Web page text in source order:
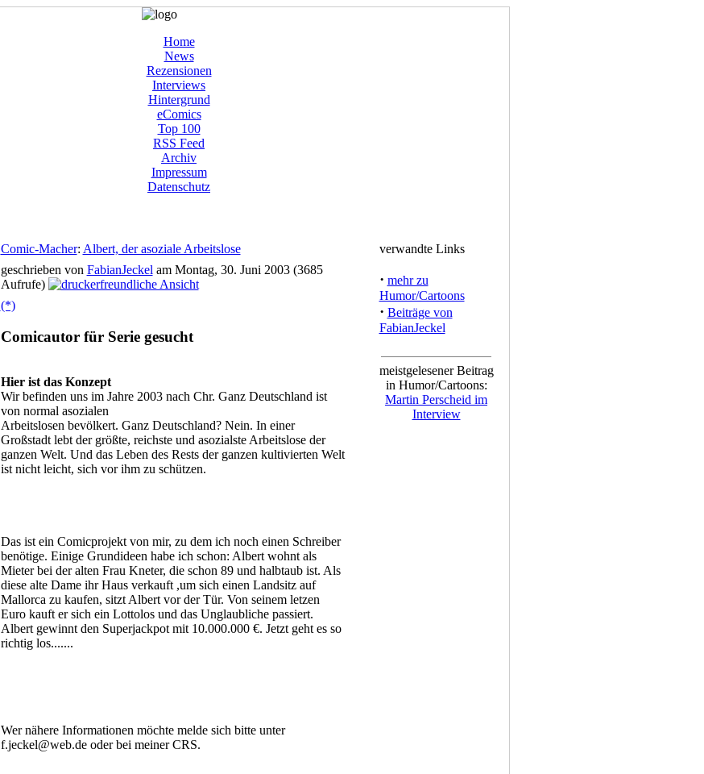
Home
News
Rezensionen
Interviews
Hintergrund
eComics
Top 100
RSS Feed
Archiv
Impressum
Datenschutz
Comic-Macher: Albert, der asoziale Arbeitslose
geschrieben von FabianJeckel am Montag, 30. Juni 2003 (3685
Aufrufe)
(*)
Comicautor für Serie gesucht
Hier ist das Konzept
Wir befinden uns im Jahre 2003 nach Chr. Ganz Deutschland ist
von normal asozialen
Arbeitslosen bevölkert. Ganz Deutschland? Nein. In einer
Großstadt lebt der größte, reichste und asozialste Arbeitslose der
ganzen Welt. Und das Leben des Rests der ganzen kultivierten Welt
ist nicht leicht, sich vor ihm zu schützen.
Das ist ein Comicprojekt von mir, zu dem ich noch einen Schreiber
benötige. Einige Grundideen habe ich schon: Albert wohnt als
Mieter bei der alten Frau Kneter, die schon 89 und halbtaub ist. Als
diese alte Dame ihr Haus verkauft ,um sich einen Landsitz auf
Mallorca zu kaufen, sitzt Albert vor der Tür. Von seinem letzen
Euro kauft er sich ein Lottolos und das Unglaubliche passiert.
Albert gewinnt den Superjackpot mit 10.000.000 €. Jetzt geht es so
richtig los.......
Wer nähere Informationen möchte melde sich bitte unter
f.jeckel@web.de oder bei meiner CRS.
verwandte Links
· mehr zu
Humor/Cartoons
· Beiträge von
FabianJeckel
meistgelesener Beitrag
in Humor/Cartoons:
Martin Perscheid im
Interview